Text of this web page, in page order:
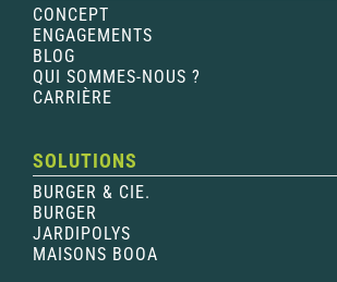
CONCEPT
ENGAGEMENTS
BLOG
QUI SOMMES-NOUS ?
CARRIÈRE
SOLUTIONS
BURGER & CIE.
BURGER
JARDIPOLYS
MAISONS BOOA